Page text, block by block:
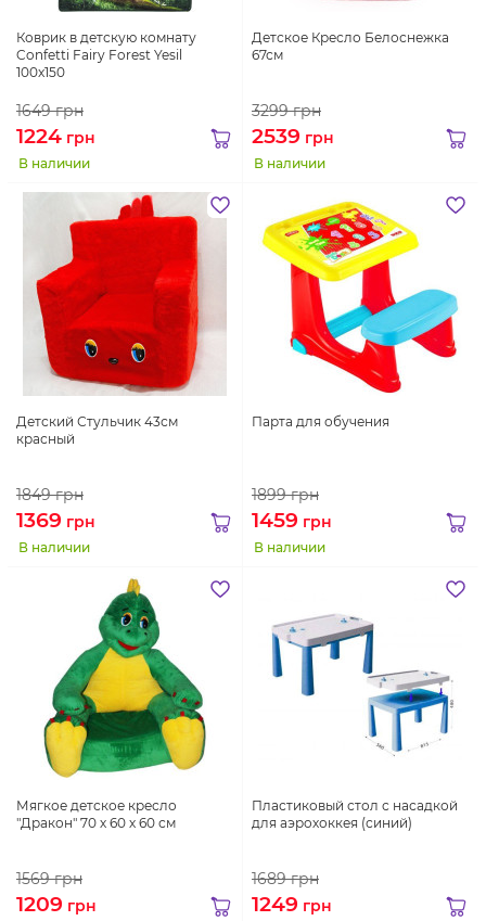
Коврик в детскую комнату
Confetti Fairy Forest Yesil
100x150
1649грн
1224 грн
В наличии
Детское Кресло Белоснежка
67см
3299грн
2539 грн
В наличии
Детский Стульчик 43см
красный
1849грн
1369 грн
В наличии
Парта для обучения
1899грн
1459 грн
В наличии
Мягкое детское кресло
"Дракон" 70 х 60 х 60 см
1569грн
1209 грн
Пластиковый стол с насадкой
для аэрохоккея (синий)
1689грн
1249 грн